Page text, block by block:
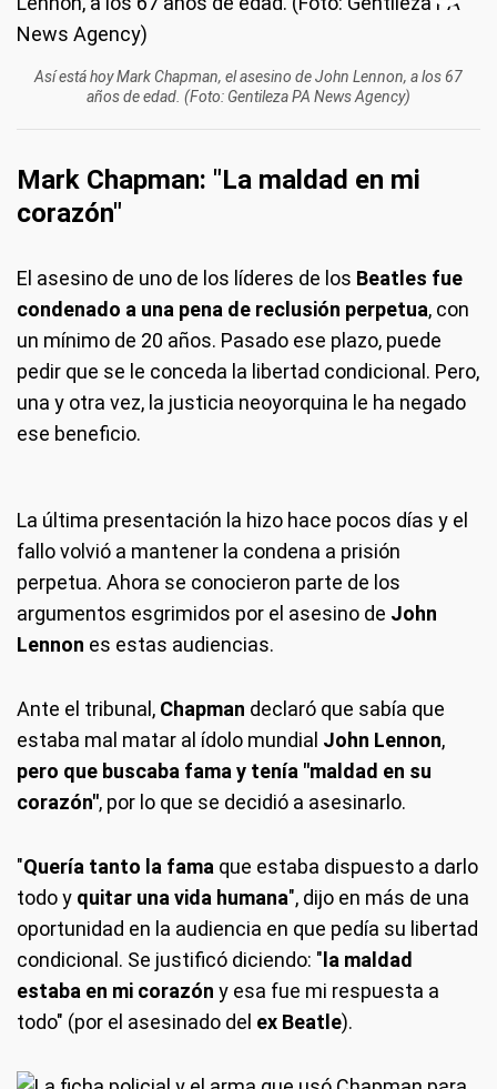
Así está hoy Mark Chapman, el asesino de John Lennon, a los 67
años de edad. (Foto: Gentileza PA News Agency)
Mark Chapman: "La maldad en mi
corazón"
El asesino de uno de los líderes de los Beatles fue
condenado a una pena de reclusión perpetua, con
un mínimo de 20 años. Pasado ese plazo, puede
pedir que se le conceda la libertad condicional. Pero,
una y otra vez, la justicia neoyorquina le ha negado
ese beneficio.
La última presentación la hizo hace pocos días y el
fallo volvió a mantener la condena a prisión
perpetua. Ahora se conocieron parte de los
argumentos esgrimidos por el asesino de John
Lennon es estas audiencias.
Ante el tribunal, Chapman declaró que sabía que
estaba mal matar al ídolo mundial John Lennon,
pero que buscaba fama y tenía "maldad en su
corazón", por lo que se decidió a asesinarlo.
"Quería tanto la fama que estaba dispuesto a darlo
todo y quitar una vida humana", dijo en más de una
oportunidad en la audiencia en que pedía su libertad
condicional. Se justificó diciendo: " la maldad
estaba en mi corazón y esa fue mi respuesta a
todo" (por el asesinado del ex Beatle).